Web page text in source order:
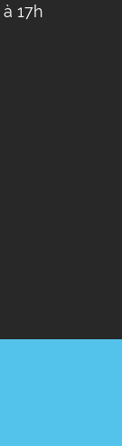
17h